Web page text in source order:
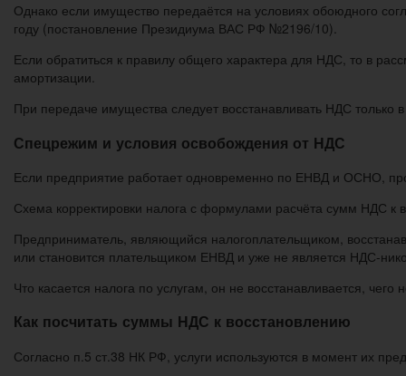
Однако если имущество передаётся на условиях обоюдного
году (постановление Президиума ВАС РФ №2196/10).
Если обратиться к правилу общего характера для НДС, то в
амортизации.
При передаче имущества следует восстанавливать НДС только
Спецрежим и условия освобождения от НДС
Если предприятие работает одновременно по ЕНВД и ОСНО,
Схема корректировки налога с формулами расчёта сумм НДС к
Предприниматель, являющийся налогоплательщиком,
или становится плательщиком ЕНВД и уже не является НДС-
Что касается налога по услугам, он не восстанавливается,
Как посчитать суммы НДС к восстановлению
Согласно п.5 ст.38 НК РФ, услуги используются в момент их